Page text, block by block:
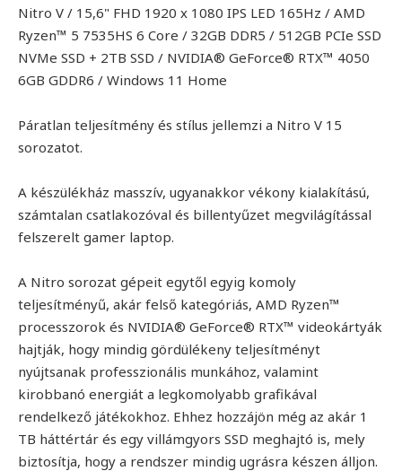
Nitro V / 15,6" FHD 1920 x 1080 IPS LED 165Hz / AMD
Ryzen™ 5 7535HS 6 Core / 32GB DDR5 / 512GB PCIe SSD
NVMe SSD + 2TB SSD / NVIDIA® GeForce® RTX™ 4050
6GB GDDR6 / Windows 11 Home
Páratlan teljesítmény és stílus jellemzi a Nitro V 15
sorozatot.
A készülékház masszív, ugyanakkor vékony kialakítású,
számtalan csatlakozóval és billentyűzet megvilágítással
felszerelt gamer laptop.
A Nitro sorozat gépeit egytől egyig komoly
teljesítményű, akár felső kategóriás, AMD Ryzen™
processzorok és NVIDIA® GeForce® RTX™ videokártyák
hajtják, hogy mindig gördülékeny teljesítményt
nyújtsanak professzionális munkához, valamint
kirobbanó energiát a legkomolyabb grafikával
rendelkező játékokhoz. Ehhez hozzájön még az akár 1
TB háttértár és egy villámgyors SSD meghajtó is, mely
biztosítja, hogy a rendszer mindig ugrásra készen álljon.